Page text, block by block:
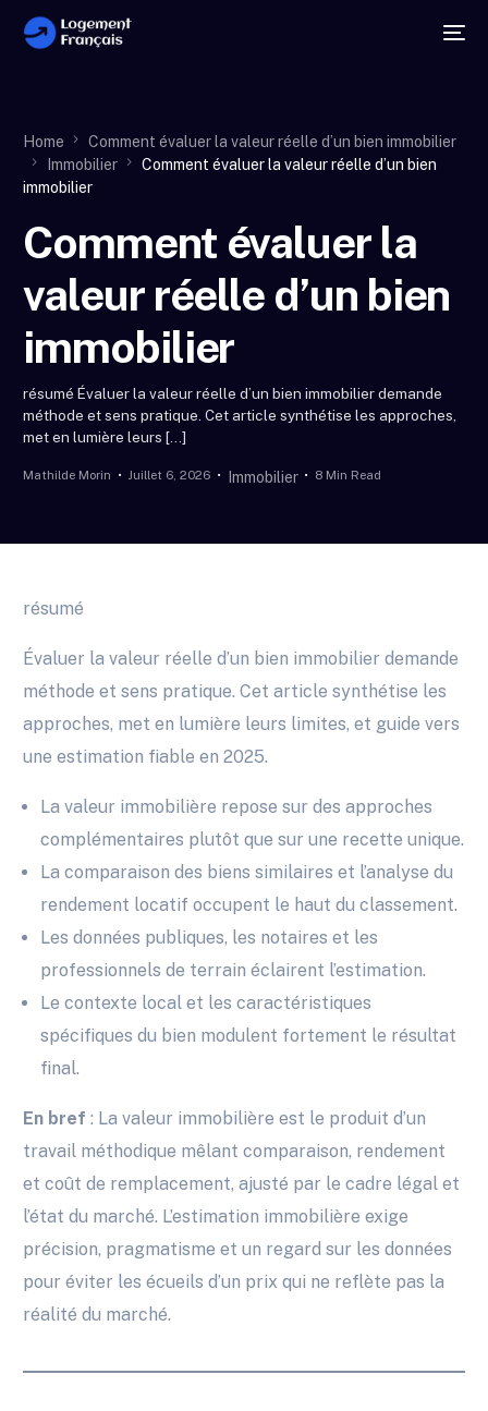
Home
Comment évaluer la valeur réelle d’un bien immobilier
Immobilier
Comment évaluer la valeur réelle d’un bien
immobilier
Comment évaluer la
valeur réelle d’un bien
immobilier
résumé Évaluer la valeur réelle d’un bien immobilier demande
méthode et sens pratique. Cet article synthétise les approches,
met en lumière leurs […]
Mathilde Morin Juillet 6, 2026 Immobilier 8 Min Read
résumé
Évaluer la valeur réelle d’un bien immobilier demande
méthode et sens pratique. Cet article synthétise les
approches, met en lumière leurs limites, et guide vers
une estimation fiable en 2025.
La valeur immobilière repose sur des approches
complémentaires plutôt que sur une recette unique.
La comparaison des biens similaires et l’analyse du
rendement locatif occupent le haut du classement.
Les données publiques, les notaires et les
professionnels de terrain éclairent l’estimation.
Le contexte local et les caractéristiques
spécifiques du bien modulent fortement le résultat
final.
En bref : La valeur immobilière est le produit d’un
travail méthodique mêlant comparaison, rendement
et coût de remplacement, ajusté par le cadre légal et
l’état du marché. L’estimation immobilière exige
précision, pragmatisme et un regard sur les données
pour éviter les écueils d’un prix qui ne reflète pas la
réalité du marché.